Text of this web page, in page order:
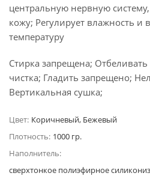
центральную нервную
кожу; Регулирует влажность и
температуру
Стирка запрещена;
чистка; Гладить запрещено;
Вертикальная сушка;
Цвет: Коричневый, Бежевый
Плотность: 1000 гр.
Наполнитель:
сверхтонкое полиэфирное